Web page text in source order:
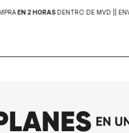
EN 2 HORASDENTRO DE MVD | |